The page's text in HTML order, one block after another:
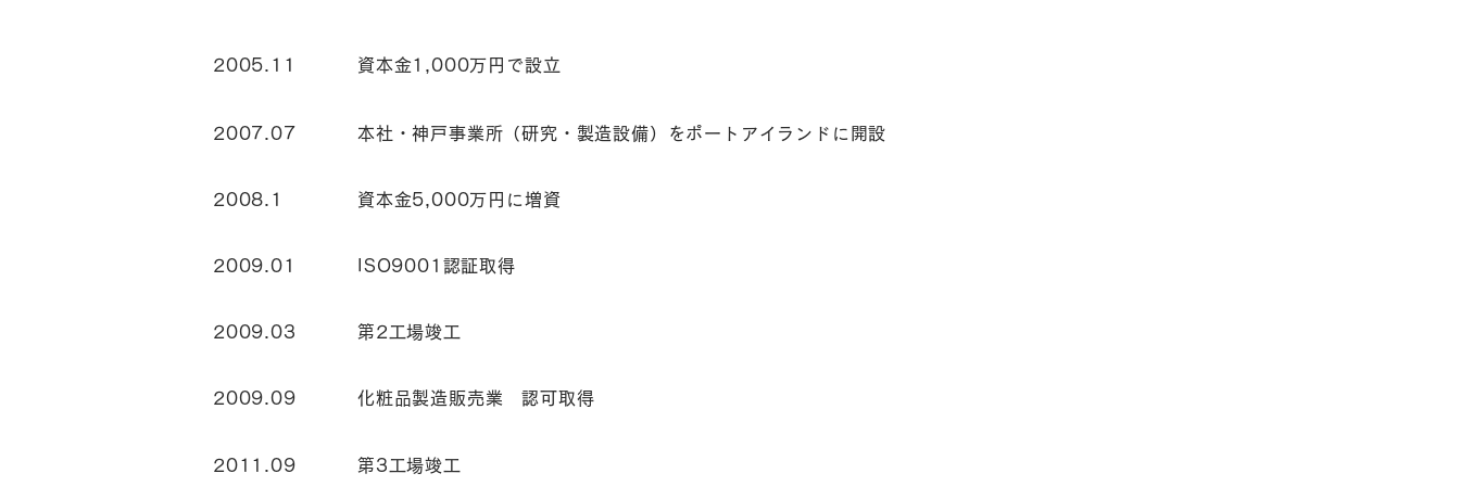
2005.11 資本金1,000万円で設立
2007.07 本社・神戸事業所（研究・製造設備）をポートアイランドに開設
2008.1 資本金5,000万円に増資
2009.01 ISO9001認証取得
2009.03 第2工場竣工
2009.09 化粧品製造販売業 認可取得
2011.09 第3工場竣工